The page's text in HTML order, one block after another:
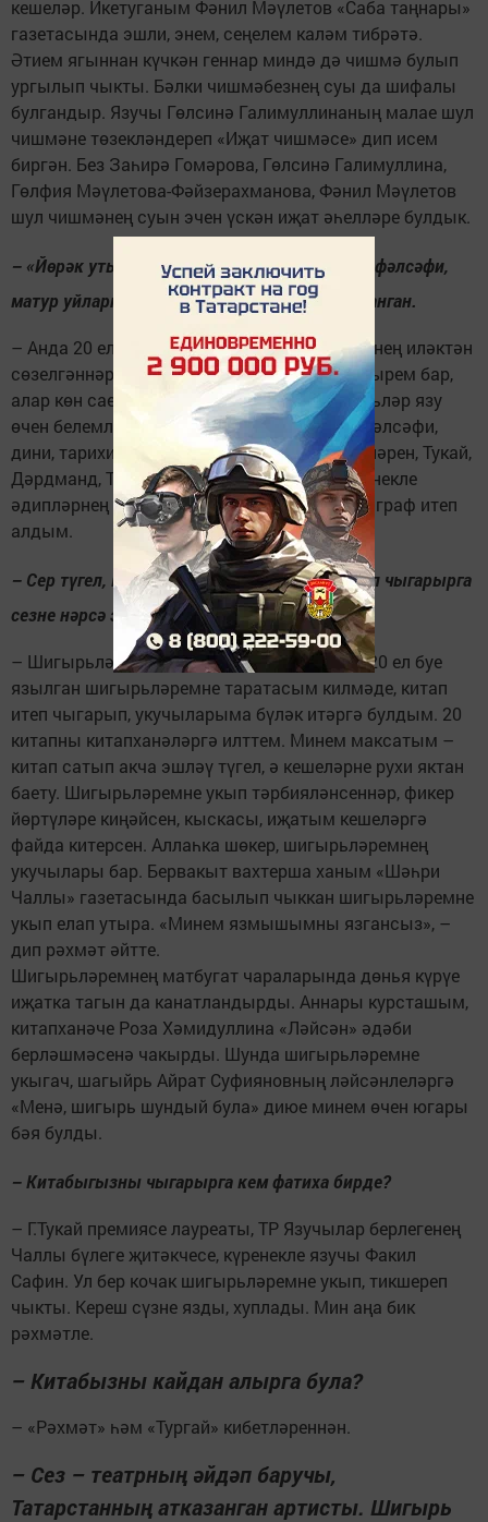
кешеләр. Икетуганым Фәнил Мәүлетов «Саба таңнары»
газетасында эшли, энем, сеңелем каләм тибрәтә.
Әтием ягыннан күчкән геннар миндә дә чишмә булып
ургылып чыкты. Бәлки чишмәбезнең суы да шифалы
булгандыр. Язучы Гөлсинә Галимуллинаның малае шул
чишмәне төзекләндереп «Иҗат чишмәсе» дип исем
биргән. Без Заһирә Гомәрова, Гөлсинә Галимуллина,
Гөлфия Мәүлетова-Фәйзерахманова, Фәнил Мәүлетов
шул чишмәнең суын эчен үскән иҗат әһелләре булдык.
– «Йөрәк уты» дип исемләнгән китабыгызга фәлсәфи,
матур уйларга этәрә торган шигырьләр тупланган.
– Анда 20 ел эчендә язылган шигырьләремнең иләктән
сөзелгәннәре генә. Тагын 4-5 китаплык шигырем бар,
алар көн саен артып тора. Зәвыклы шигырьләр язу
өчен белемле булырга кирәк. Мин бик күп фәлсәфи,
дини, тарихи китаплар укыйм. Коръән сүрәләрен, Тукай,
Дәрдманд, Толстой, Есенин һәм башка күренекле
әдипләрнең фикерләрен шигырьләремә эпиграф итеп
алдым.
– Сер түгел, китап сатып баеп булмый. Китап чыгарырга
сезне нәрсә этәрде?
– Шигырьләремне сораучылар күп булды. 20 ел буе
язылган шигырьләремне таратасым килмәде, китап
итеп чыгарып, укучыларыма бүләк итәргә булдым. 20
китапны китапханәләргә илттем. Минем максатым –
китап сатып акча эшләү түгел, ә кешеләрне рухи яктан
баету. Шигырьләремне укып тәрбияләнсеннәр, фикер
йөртүләре киңәйсен, кыскасы, иҗатым кешеләргә
файда китерсен. Аллаһка шөкер, шигырьләремнең
укучылары бар. Бервакыт вахтерша ханым «Шәһри
Чаллы» газетасында басылып чыккан шигырьләремне
укып елап утыра. «Минем язмышымны язгансыз», –
дип рәхмәт әйтте.
Шигырьләремнең матбугат чараларында дөнья күрүе
иҗатка тагын да канатландырды. Аннары курсташым,
китапханәче Роза Хәмидуллина «Ләйсән» әдәби
берләшмәсенә чакырды. Шунда шигырьләремне
укыгач, шагыйрь Айрат Суфияновның ләйсәнлеләргә
«Менә, шигырь шундый була» диюе минем өчен югары
бәя булды.
– Китабыгызны чыгарырга кем фатиха бирде?
– Г.Тукай премиясе лауреаты, ТР Язучылар берлегенең
Чаллы бүлеге җитәкчесе, күренекле язучы Факил
Сафин. Ул бер кочак шигырьләремне укып, тикшереп
чыкты. Кереш сүзне язды, хуплады. Мин аңа бик
рәхмәтле.
– Китабызны кайдан алырга була?
– «Рәхмәт» һәм «Тургай» кибетләреннән.
– Сез – театрның әйдәп баручы,
Татарстанның атказанган артисты. Шигырь